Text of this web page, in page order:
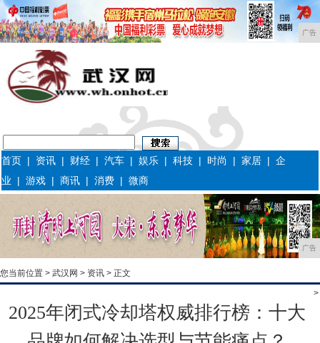
广告
首页 | 资讯 | 财经 |汽车 |娱乐 |科技 | 时尚 |家居 |企
业 |游戏 |商讯 |消费 |微商
广告
您当前位置 > 武汉网 > 资讯 > 正文
>
2025年闭式冷却塔权威排行榜：十大